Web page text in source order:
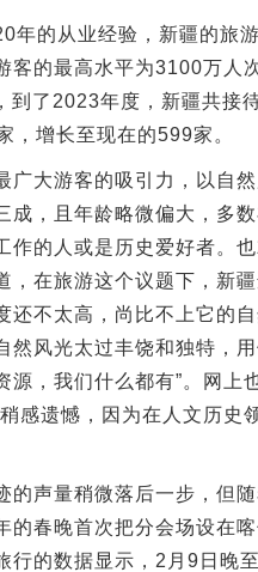
的从业经验，新疆的旅游
客的最高水平为3100万人
到了2023年度，新疆共接
，增长至现在的599家。
大游客的吸引力，以自然
成，且年龄略微偏大，多
作的人或是历史爱好者。
，在旅游这个议题下，新
还不太高，尚比不上它的
然风光太过丰饶和独特，
源，我们什么都有”。网上
感遗憾，因为在人文历史
声量稍微落后一步，但随
的春晚首次把分会场设在
行的数据显示，2月9日晚